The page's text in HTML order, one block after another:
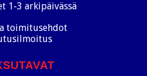
1-3 arkipäivässä
toimitusehdot